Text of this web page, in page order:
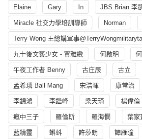
Elaine Gary In JBS Brian 李
Miracle 社交力學培訓導師 Norman
Terry Wong 王總講軍事
九十後文藝少女 - 賈雅緻 何啟明
午夜工作者 Benny 古庄辰 古立
孟希璘 Ball Mang 宋浩暉 康常治
李錦鴻 李鑑峰 梁天琦 楊偉倫
瘋中三子 羅倫斯 羅海憫 葉家
藍精靈 蝌蚪 許莎朗 譚雁瞳